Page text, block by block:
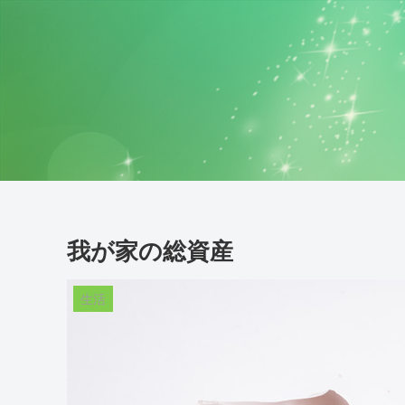
我が家の総資産
生活